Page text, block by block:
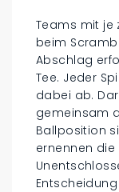
Teams mit je
beim
Abschlag
Tee. Jeder
dabei ab.
gemeinsam
Ballposition
ernennen die